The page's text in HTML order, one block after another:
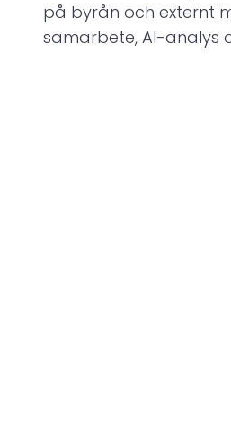
på byrån och externt
samarbete, AI-analys